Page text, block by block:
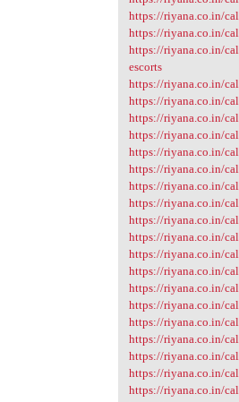
https://riyana.co.in/
https://riyana.co.in/
https://riyana.co.in/
escorts
https://riyana.co.in/
https://riyana.co.in/
https://riyana.co.in/
https://riyana.co.in/
https://riyana.co.in/
https://riyana.co.in/
https://riyana.co.in/
https://riyana.co.in/
https://riyana.co.in/
https://riyana.co.in/
https://riyana.co.in/
https://riyana.co.in/
https://riyana.co.in/
https://riyana.co.in/
https://riyana.co.in/
https://riyana.co.in/
https://riyana.co.in/
https://riyana.co.in/
https://riyana.co.in/